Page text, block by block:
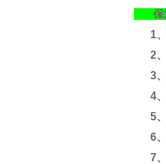
保
1、
2、
3、
4、
5、
6、
7、